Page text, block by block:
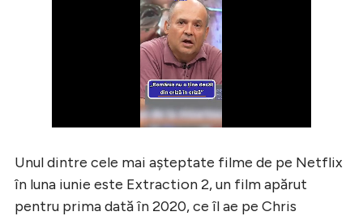
Unul dintre cele mai aşteptate filme de pe Netflix
în luna iunie este Extraction 2, un film apărut
pentru prima dată în 2020, ce îl ae pe Chris